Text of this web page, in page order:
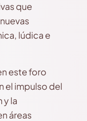
que
lúdica e
este foro
el impulso del
y la
áreas